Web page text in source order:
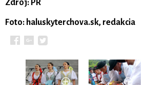
Zdroj: PR
Foto: haluskyterchova.sk, redakcia